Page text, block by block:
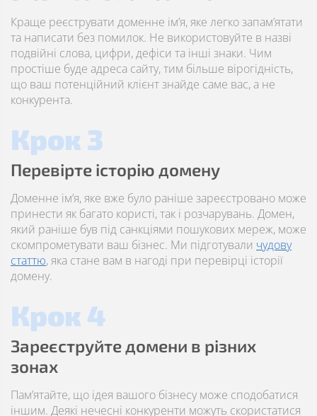
Краще реєструвати доменне ім’я, яке легко запам’ятати
та написати без помилок. Не використовуйте в назві
подвійні слова, цифри, дефіси та інші знаки. Чим
простіше буде адреса сайту, тим більше вірогідність,
що ваш потенційний клієнт знайде саме вас, а не
конкурента.
Крок 3
Перевірте історію домену
Доменне ім’я, яке вже було раніше зареєстровано може
принести як багато користі, так і розчарувань. Домен,
який раніше був під санкціями пошукових мереж, може
скомпрометувати ваш бізнес. Ми підготували чудову
статтю, яка стане вам в нагоді при перевірці історії
домену.
Крок 4
Зареєструйте домени в різних
зонах
Пам’ятайте, що ідея вашого бізнесу може сподобатися
іншим. Деякі нечесні конкуренти можуть скористатися